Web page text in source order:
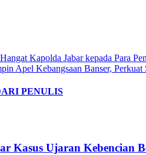
Hangat Kapolda Jabar kepada Para
Apel Kebangsaan Banser,
PENULIS
Kasus Ujaran Kebencian